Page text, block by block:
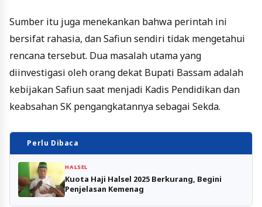
Sumber itu juga menekankan bahwa perintah ini
bersifat rahasia, dan Safiun sendiri tidak mengetahui
rencana tersebut. Dua masalah utama yang
diinvestigasi oleh orang dekat Bupati Bassam adalah
kebijakan Safiun saat menjadi Kadis Pendidikan dan
keabsahan SK pengangkatannya sebagai Sekda.
Perlu Dibaca
HALSEL
Kuota Haji Halsel 2025 Berkurang, Begini
Penjelasan Kemenag